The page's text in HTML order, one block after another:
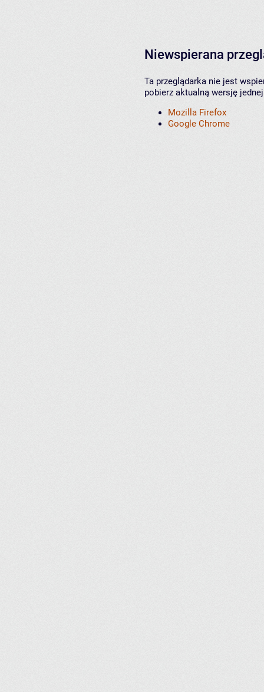
Niewspierana
Ta przeglądarka nie jest
pobierz aktualną wersję
Mozilla Firefox
Google Chrome